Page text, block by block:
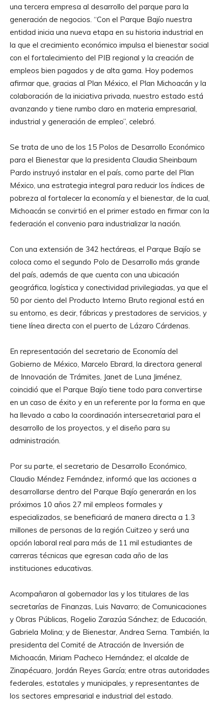
una tercera empresa al desarrollo del parque para la
generación de negocios. “Con el Parque Bajío nuestra
entidad inicia una nueva etapa en su historia industrial en
la que el crecimiento económico impulsa el bienestar social
con el fortalecimiento del PIB regional y la creación de
empleos bien pagados y de alta gama. Hoy podemos
afirmar que, gracias al Plan México, el Plan Michoacán y la
colaboración de la iniciativa privada, nuestro estado está
avanzando y tiene rumbo claro en materia empresarial,
industrial y generación de empleo”, celebró.
Se trata de uno de los 15 Polos de Desarrollo Económico
para el Bienestar que la presidenta Claudia Sheinbaum
Pardo instruyó instalar en el país, como parte del Plan
México, una estrategia integral para reducir los índices de
pobreza al fortalecer la economía y el bienestar, de la cual,
Michoacán se convirtió en el primer estado en firmar con la
federación el convenio para industrializar la nación.
Con una extensión de 342 hectáreas, el Parque Bajío se
coloca como el segundo Polo de Desarrollo más grande
del país, además de que cuenta con una ubicación
geográfica, logística y conectividad privilegiadas, ya que el
50 por ciento del Producto Interno Bruto regional está en
su entorno, es decir, fábricas y prestadores de servicios, y
tiene línea directa con el puerto de Lázaro Cárdenas.
En representación del secretario de Economía del
Gobierno de México, Marcelo Ebrard, la directora general
de Innovación de Trámites, Janet de Luna Jiménez,
coincidió que el Parque Bajío tiene todo para convertirse
en un caso de éxito y en un referente por la forma en que
ha llevado a cabo la coordinación intersecretarial para el
desarrollo de los proyectos, y el diseño para su
administración.
Por su parte, el secretario de Desarrollo Económico,
Claudio Méndez Fernández, informó que las acciones a
desarrollarse dentro del Parque Bajío generarán en los
próximos 10 años 27 mil empleos formales y
especializados, se beneficiará de manera directa a 1.3
millones de personas de la región Cuitzeo y será una
opción laboral real para más de 11 mil estudiantes de
carreras técnicas que egresan cada año de las
instituciones educativas.
Acompañaron al gobernador las y los titulares de las
secretarías de Finanzas, Luis Navarro; de Comunicaciones
y Obras Públicas, Rogelio Zarazúa Sánchez; de Educación,
Gabriela Molina; y de Bienestar, Andrea Serna. También, la
presidenta del Comité de Atracción de Inversión de
Michoacán, Miriam Pacheco Hernández; el alcalde de
Zinapécuaro, Jordán Reyes García; entre otras autoridades
federales, estatales y municipales, y representantes de
los sectores empresarial e industrial del estado.